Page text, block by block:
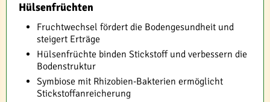
Hülsenfrüchten
Fruchtwechsel fördert die Bodengesundheit und
steigert Erträge
Hülsenfrüchte binden Stickstoff und verbessern die
Bodenstruktur
Symbiose mit Rhizobien-Bakterien ermöglicht
Stickstoffanreicherung